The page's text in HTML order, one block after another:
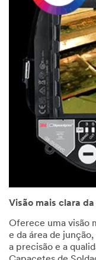
Visão mais clara
Oferece uma visão
e da área de
a precisão e a